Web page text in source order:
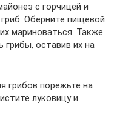
с горчицей и
Оберните пищевой
мариноваться. Также
оставив их на
грибов порежьте на
луковицу и